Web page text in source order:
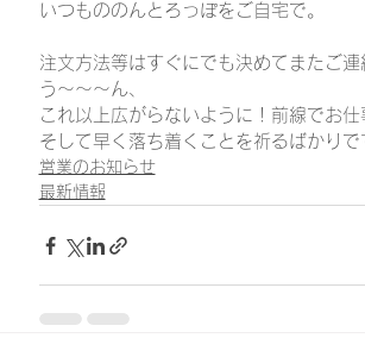
いつもののんとろっぽをご自宅で。
注文方法等はすぐにでも決めてまたご連
う～～～ん、
これ以上広がらないように！前線でお仕
そして早く落ち着くことを祈るばかりで
営業のお知らせ
最新情報